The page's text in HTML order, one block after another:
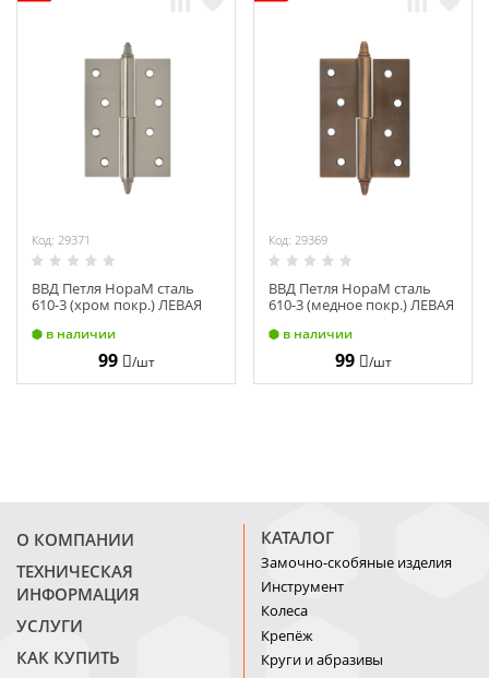
Код: 29371
ВВД Петля НораМ сталь
610-3 (хром покр.) ЛЕВАЯ
в наличии
99 /шт
Код: 29369
ВВД Петля НораМ сталь
610-3 (медное покр.) ЛЕВАЯ
в наличии
99 /шт
О КОМПАНИИ
ТЕХНИЧЕСКАЯ
ИНФОРМАЦИЯ
УСЛУГИ
КАК КУПИТЬ
КАТАЛОГ
Замочно-скобяные изделия
Инструмент
Колеса
Крепёж
Круги и абразивы